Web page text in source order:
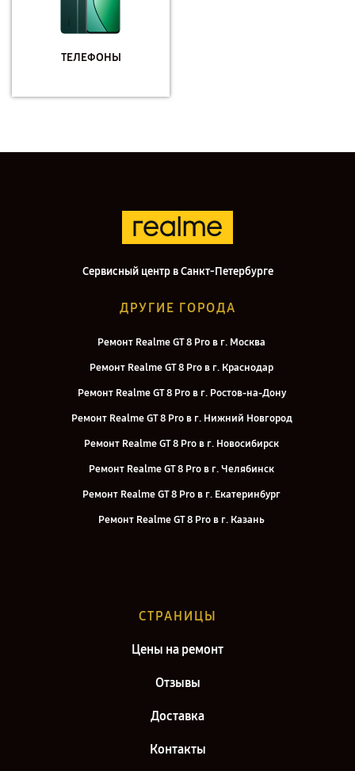
ТЕЛЕФОНЫ
Сервисный центр в Санкт-Петербурге
ДРУГИЕ ГОРОДА
Ремонт Realme GT 8 Pro в г. Москва
Ремонт Realme GT 8 Pro в г. Краснодар
Ремонт Realme GT 8 Pro в г. Ростов-на-Дону
Ремонт Realme GT 8 Pro в г. Нижний Новгород
Ремонт Realme GT 8 Pro в г. Новосибирск
Ремонт Realme GT 8 Pro в г. Челябинск
Ремонт Realme GT 8 Pro в г. Екатеринбург
Ремонт Realme GT 8 Pro в г. Казань
Ремонт Realme GT 8 Pro в г. Киров
СТРАНИЦЫ
Цены на ремонт
Отзывы
Доставка
Контакты